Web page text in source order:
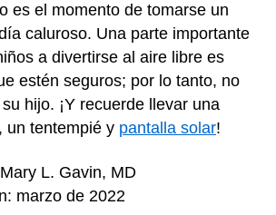
es el momento de tomarse un
caluroso. Una parte importante
a divertirse al aire libre es
estén seguros; por lo tanto, no
hijo. ¡Y recuerde llevar una
un tentempié y pantalla solar!
L. Gavin, MD
marzo de 2022